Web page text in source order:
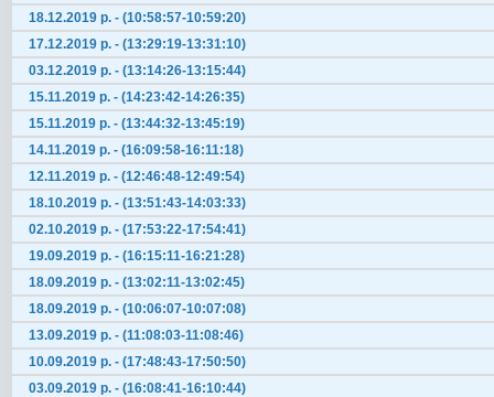
18.12.2019 р. - (10:58:57-10:59:20)
17.12.2019 р. - (13:29:19-13:31:10)
03.12.2019 р. - (13:14:26-13:15:44)
15.11.2019 р. - (14:23:42-14:26:35)
15.11.2019 р. - (13:44:32-13:45:19)
14.11.2019 р. - (16:09:58-16:11:18)
12.11.2019 р. - (12:46:48-12:49:54)
18.10.2019 р. - (13:51:43-14:03:33)
02.10.2019 р. - (17:53:22-17:54:41)
19.09.2019 р. - (16:15:11-16:21:28)
18.09.2019 р. - (13:02:11-13:02:45)
18.09.2019 р. - (10:06:07-10:07:08)
13.09.2019 р. - (11:08:03-11:08:46)
10.09.2019 р. - (17:48:43-17:50:50)
03.09.2019 р. - (16:08:41-16:10:44)